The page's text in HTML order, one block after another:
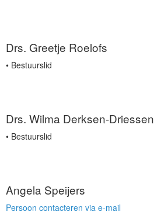
Drs. Greetje Roelofs
Bestuurslid
Drs. Wilma Derksen-Driessen
Bestuurslid
Angela Speijers
Persoon contacteren via e-mail